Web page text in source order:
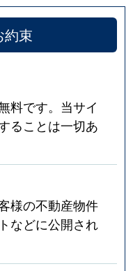
約束
料です。当サイ
ることは一切あ
様の不動産物件
などに公開され